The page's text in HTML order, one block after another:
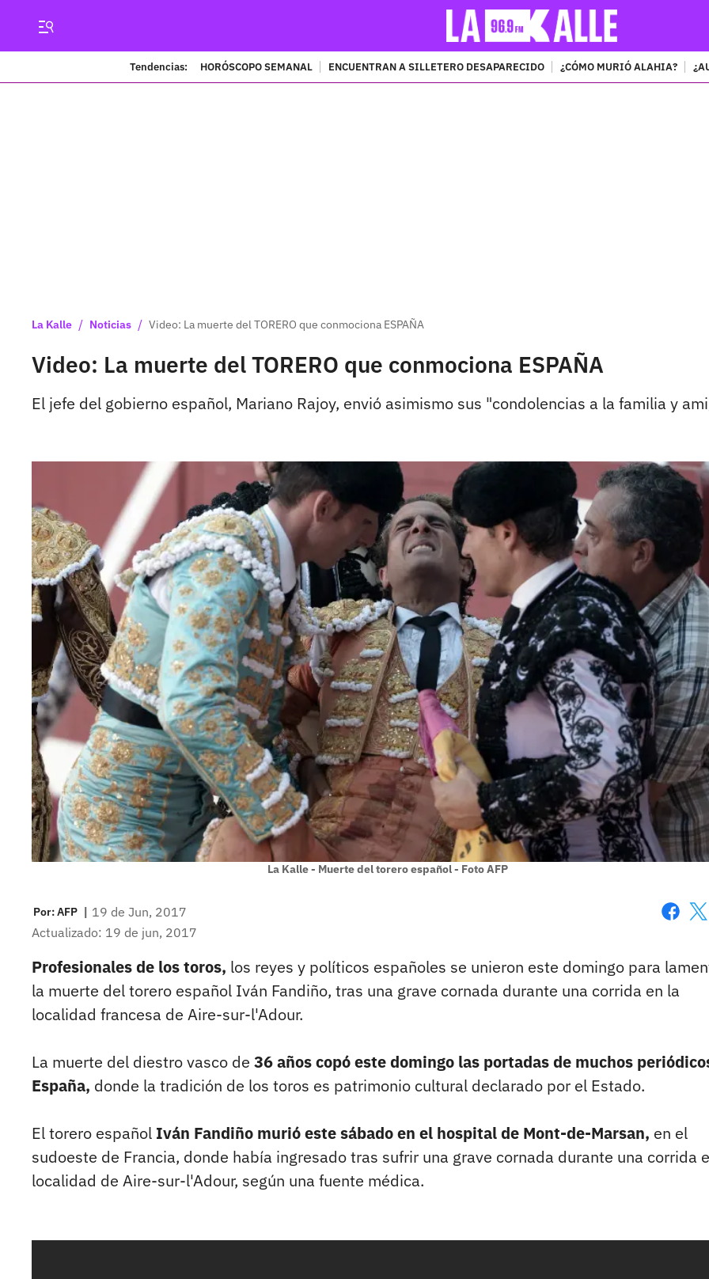
Tendencias: HORÓSCOPO SEMANAL ENCUENTRAN A SILLETERO DESAPARECIDO ¿CÓMO MURIÓ ALAHIA?
La Kalle / Noticias / Video: La muerte del TORERO que conmociona ESPAÑA
Video: La muerte del TORERO que conmociona ESPAÑA
El jefe del gobierno español, Mariano Rajoy, envió asimismo sus "condolencias a la familia y
La Kalle - Muerte del torero español - Foto AFP
Por:AFP | 19 de Jun, 2017
Actualizado: 19 de jun, 2017
Profesionales de los toros, los reyes y políticos españoles se unieron este domingo para
la muerte del torero español Iván Fandiño, tras una grave cornada durante una corrida en la
localidad francesa de Aire-sur-l'Adour.
La muerte del diestro vasco de 36 años copó este domingo las portadas de muchos
España, donde la tradición de los toros es patrimonio cultural declarado por el Estado.
El torero español Iván Fandiño murió este sábado en el hospital de Mont-de-Marsan, en el
sudoeste de Francia, donde había ingresado tras sufrir una grave cornada durante una corrida
localidad de Aire-sur-l'Adour, según una fuente médica.